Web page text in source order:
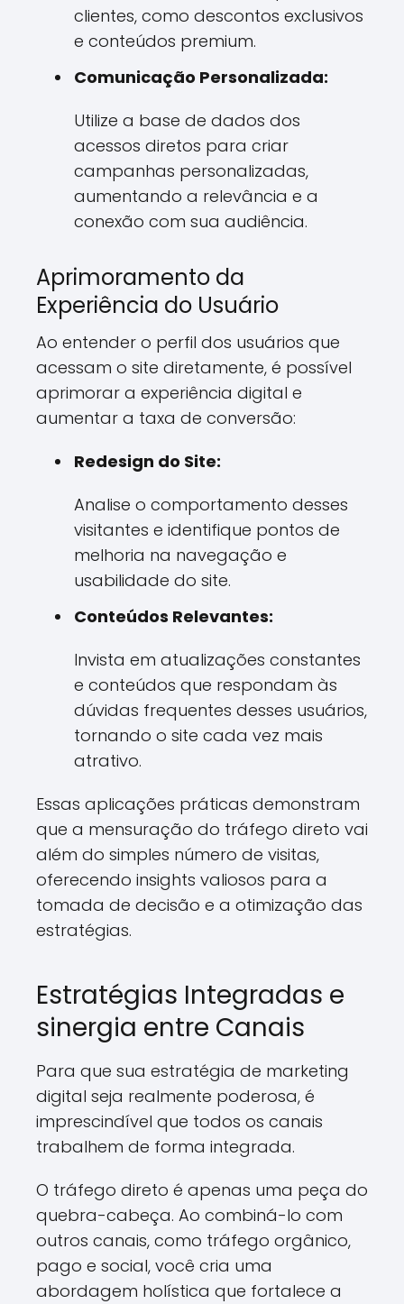
clientes, como descontos exclusivos
e conteúdos premium.
Comunicação Personalizada:
Utilize a base de dados dos
acessos diretos para criar
campanhas personalizadas,
aumentando a relevância e a
conexão com sua audiência.
Aprimoramento da
Experiência do Usuário
Ao entender o perfil dos usuários que
acessam o site diretamente, é possível
aprimorar a experiência digital e
aumentar a taxa de conversão:
Redesign do Site:
Analise o comportamento desses
visitantes e identifique pontos de
melhoria na navegação e
usabilidade do site.
Conteúdos Relevantes:
Invista em atualizações constantes
e conteúdos que respondam às
dúvidas frequentes desses usuários,
tornando o site cada vez mais
atrativo.
Essas aplicações práticas demonstram
que a mensuração do tráfego direto vai
além do simples número de visitas,
oferecendo insights valiosos para a
tomada de decisão e a otimização das
estratégias.
Estratégias Integradas e
sinergia entre Canais
Para que sua estratégia de marketing
digital seja realmente poderosa, é
imprescindível que todos os canais
trabalhem de forma integrada.
O tráfego direto é apenas uma peça do
quebra-cabeça. Ao combiná-lo com
outros canais, como tráfego orgânico,
pago e social, você cria uma
abordagem holística que fortalece a